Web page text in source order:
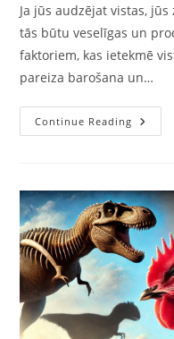
Ja jūs audzējat vistas,
tās būtu veselīgas un
faktoriem, kas ietekmē
pareiza barošana un…
Continue Reading